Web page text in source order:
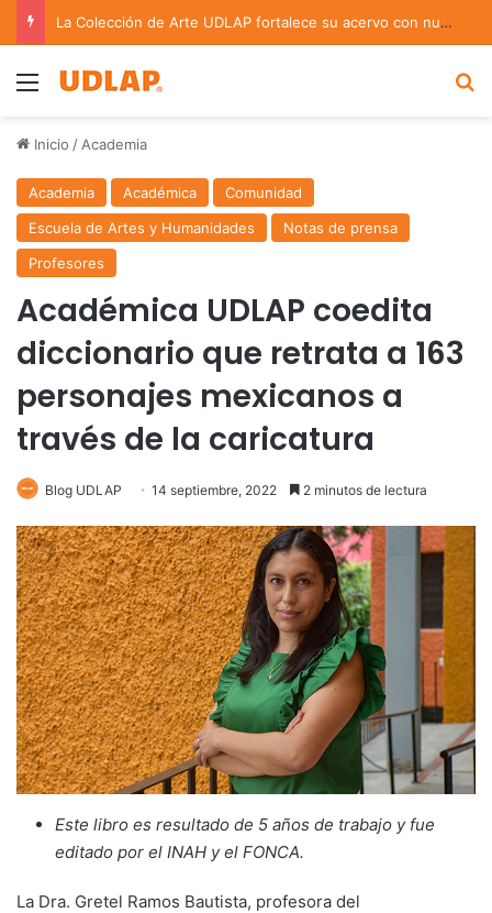
La Colección de Arte UDLAP fortalece su acervo con nuevas obras de artistas emergentes y consolidados
Menu
Inicio / Academia
Academia Académica
Comunidad
Escuela de Artes y Humanidades
Notas de prensa
Profesores
Académica UDLAP coedita
diccionario que retrata a 163
personajes mexicanos a
través de la caricatura
Blog UDLAP 14 septiembre, 2022 2 minutos de lectura
Este libro es resultado de 5 años de trabajo y fue
editado por el INAH y el FONCA.
La Dra. Gretel Ramos Bautista, profesora del